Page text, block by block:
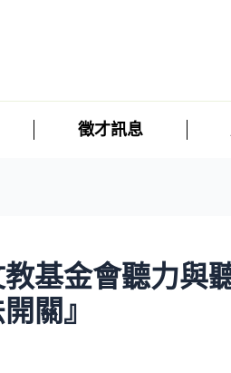
徵才訊息
基金會聽力與
關』